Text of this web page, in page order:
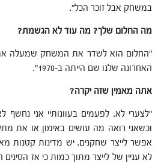
במשחק אבל זוכר הכל".
מה החלום שלך? מה עוד לא הגשמת?
"החלום הוא לשדר את המשחק שמעלה
האחרונה שלנו שם הייתה ב-1970".
אתה מאמין שזה יקרה?
"לצערי לא. לפעמים בעוונותיי אני נחשף
וכשאני רואה מה עושים באימון או את
אפשר לייצר שחקנים. יש מדינות קטנות
לא עניין של לייצר מתוך כמות כי אז הסינים